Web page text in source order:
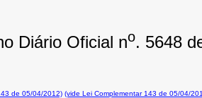
Diário Oficial no. 5648
de 05/04/2012) (vide Lei Complementar 143 de 05/04/